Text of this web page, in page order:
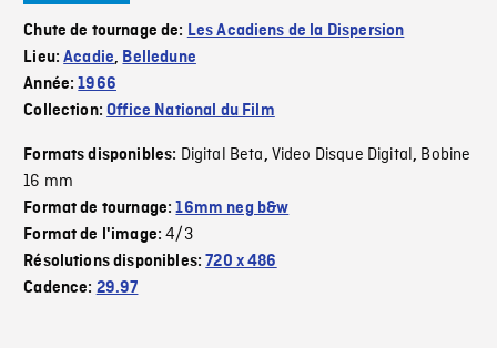
Chute de tournage de: Les Acadiens de la Dispersion
Lieu:Acadie, Belledune
Année:1966
Collection:Office National du Film
Formats disponibles: Digital Beta, Video Disque Digital, Bobine
16 mm
Format de tournage:16mm neg b&w
Format de l'image:4/3
Résolutions disponibles:720 x 486
Cadence: 29.97